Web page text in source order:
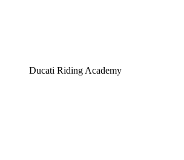
Ducati Riding Academy